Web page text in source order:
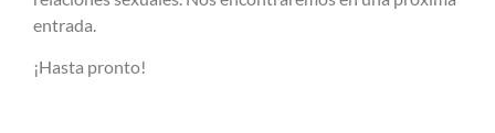
entrada.
¡Hasta pronto!